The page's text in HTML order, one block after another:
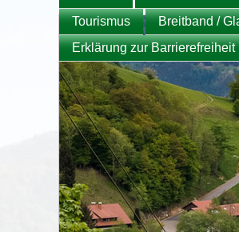
Tourismus
Breitband /
Erklärung zur Barrierefreiheit